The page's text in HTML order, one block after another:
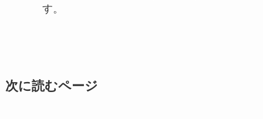
す。
次に読むページ